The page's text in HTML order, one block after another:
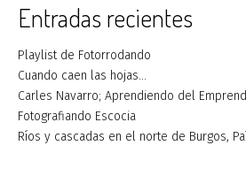
Entradas recientes
Playlist de Fotorrodando
Cuando caen las hojas…
Carles Navarro; Aprendiendo del
Fotografiando Escocia
Ríos y cascadas en el norte de Burgos,